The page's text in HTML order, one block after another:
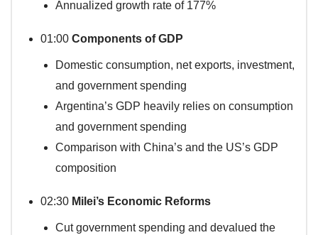
Annualized growth rate of 177%
01:00 Components of GDP
Domestic consumption, net exports, investment,
and government spending
Argentina’s GDP heavily relies on consumption
and government spending
Comparison with China’s and the US’s GDP
composition
02:30 Milei’s Economic Reforms
Cut government spending and devalued the